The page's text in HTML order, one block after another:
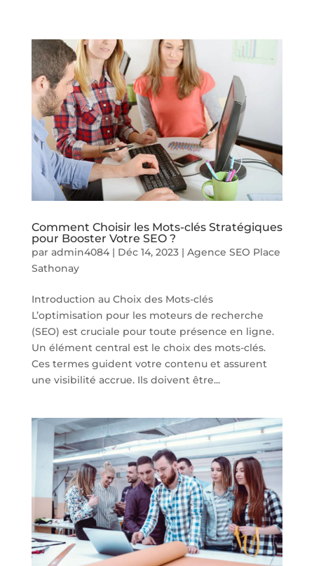
Comment Choisir les Mots-clés Stratégiques
pour Booster Votre SEO ?
par admin4084| Déc 14, 2023| Agence SEO Place
Sathonay
Introduction au Choix des Mots-clés
L’optimisation pour les moteurs de recherche
(SEO) est cruciale pour toute présence en ligne.
Un élément central est le choix des mots-clés.
Ces termes guident votre contenu et assurent
une visibilité accrue. Ils doivent être...